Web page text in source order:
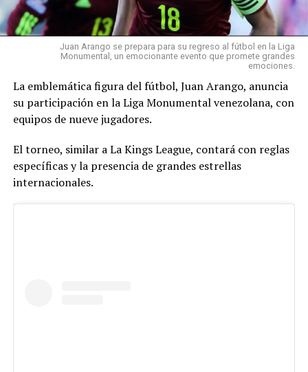
Juan Arango se prepara para su regreso al fútbol en la Liga
Monumental, un emocionante evento que promete grandes
emociones.
La emblemática figura del fútbol, Juan Arango, anuncia
su participación en la Liga Monumental venezolana, con
equipos de nueve jugadores.
El torneo, similar a La Kings League, contará con reglas
específicas y la presencia de grandes estrellas
internacionales.